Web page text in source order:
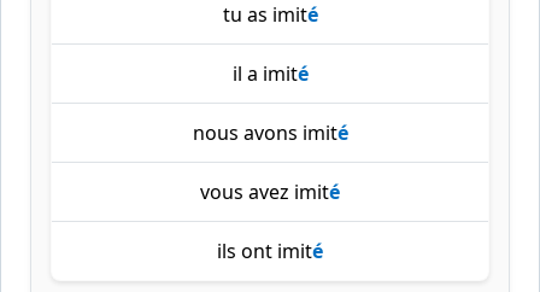
tu as imité
il a imité
nous avons imité
vous avez imité
ils ont imité